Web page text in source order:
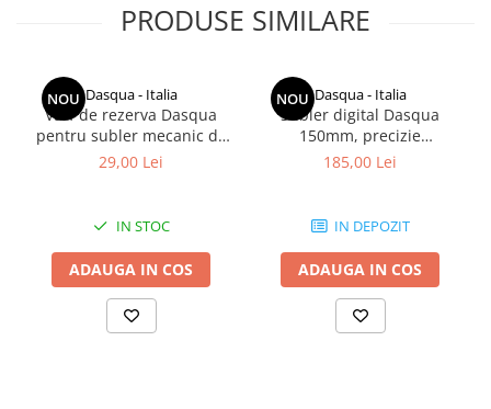
PRODUSE SIMILARE
NOU Dasqua - Italia
Varf de rezerva Dasqua
pentru subler mecanic de
trasat
29,00 Lei
IN STOC
ADAUGA IN COS
NOU Dasqua - Italia
Subler digital Dasqua
150mm, precizie
+/-0,02mm, falci 40mm
185,00 Lei
IN DEPOZIT
ADAUGA IN COS